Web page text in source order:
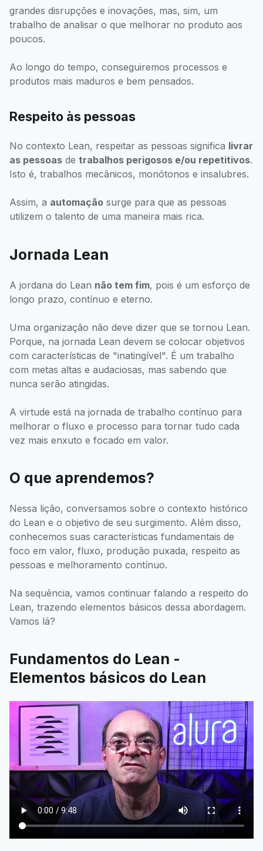
grandes disrupções e inovações, mas, sim, um
trabalho de analisar o que melhorar no produto aos
poucos.
Ao longo do tempo, conseguiremos processos e
produtos mais maduros e bem pensados.
Respeito às pessoas
No contexto Lean, respeitar as pessoas significa livrar
as pessoas de trabalhos perigosos e/ou repetitivos.
Isto é, trabalhos mecânicos, monótonos e insalubres.
Assim, a automação surge para que as pessoas
utilizem o talento de uma maneira mais rica.
Jornada Lean
A jordana do Lean não tem fim, pois é um esforço de
longo prazo, contínuo e eterno.
Uma organização não deve dizer que se tornou Lean.
Porque, na jornada Lean devem se colocar objetivos
com características de "inatingível". É um trabalho
com metas altas e audaciosas, mas sabendo que
nunca serão atingidas.
A virtude está na jornada de trabalho contínuo para
melhorar o fluxo e processo para tornar tudo cada
vez mais enxuto e focado em valor.
O que aprendemos?
Nessa lição, conversamos sobre o contexto histórico
do Lean e o objetivo de seu surgimento. Além disso,
conhecemos suas características fundamentais de
foco em valor, fluxo, produção puxada, respeito as
pessoas e melhoramento contínuo.
Na sequência, vamos continuar falando a respeito do
Lean, trazendo elementos básicos dessa abordagem.
Vamos lá?
Fundamentos do Lean -
Elementos básicos do Lean